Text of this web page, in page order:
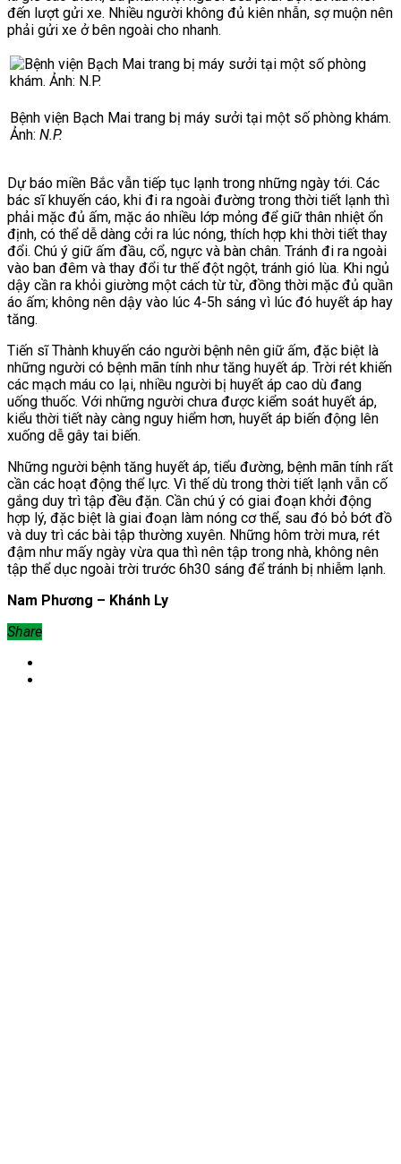
đến lượt gửi xe. Nhiều người không đủ kiên nhẫn, sợ muộn nên
phải gửi xe ở bên ngoài cho nhanh.
Bệnh viện Bạch Mai trang bị máy sưởi tại một số phòng khám.
Ảnh: N.P.
Dự báo miền Bắc vẫn tiếp tục lạnh trong những ngày tới. Các
bác sĩ khuyến cáo, khi đi ra ngoài đường trong thời tiết lạnh thì
phải mặc đủ ấm, mặc áo nhiều lớp mỏng để giữ thân nhiệt ổn
định, có thể dễ dàng cởi ra lúc nóng, thích hợp khi thời tiết thay
đổi. Chú ý giữ ấm đầu, cổ, ngực và bàn chân. Tránh đi ra ngoài
vào ban đêm và thay đổi tư thế đột ngột, tránh gió lùa. Khi ngủ
dậy cần ra khỏi giường một cách từ từ, đồng thời mặc đủ quần
áo ấm; không nên dậy vào lúc 4-5h sáng vì lúc đó huyết áp hay
tăng.
Tiến sĩ Thành khuyến cáo người bệnh nên giữ ấm, đặc biệt là
những người có bệnh mãn tính như tăng huyết áp. Trời rét khiến
các mạch máu co lại, nhiều người bị huyết áp cao dù đang
uống thuốc. Với những người chưa được kiểm soát huyết áp,
kiểu thời tiết này càng nguy hiểm hơn, huyết áp biến động lên
xuống dễ gây tai biến.
Những người bệnh tăng huyết áp, tiểu đường, bệnh mãn tính rất
cần các hoạt động thể lực. Vì thế dù trong thời tiết lạnh vẫn cố
gắng duy trì tập đều đặn. Cần chú ý có giai đoạn khởi động
hợp lý, đặc biệt là giai đoạn làm nóng cơ thể, sau đó bỏ bớt đồ
và duy trì các bài tập thường xuyên. Những hôm trời mưa, rét
đậm như mấy ngày vừa qua thì nên tập trong nhà, không nên
tập thể dục ngoài trời trước 6h30 sáng để tránh bị nhiễm lạnh.
Nam Phương – Khánh Ly
Share